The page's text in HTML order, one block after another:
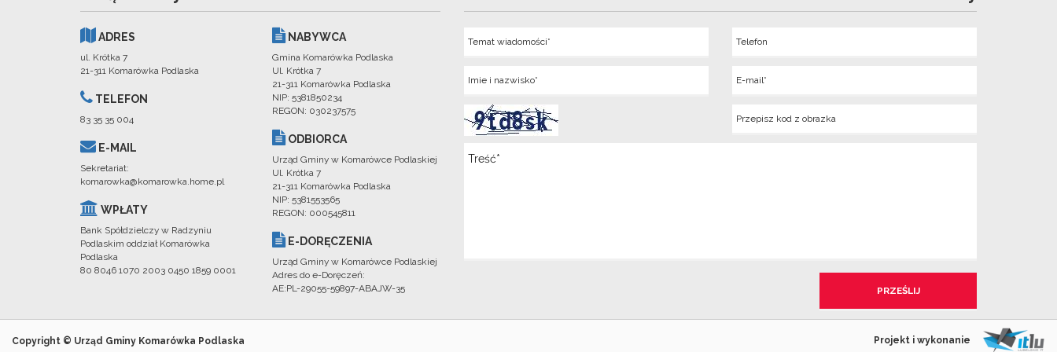
ADRES
ul. Krótka 7
21-311 Komarówka Podlaska
TELEFON
83 35 35 004
E-MAIL
Sekretariat:
komarowka@komarowka.home.pl
WPŁATY
Bank Spółdzielczy w Radzyniu
Podlaskim oddział Komarówka
Podlaska
80 8046 1070 2003 0450 1859 0001
NABYWCA
Gmina Komarówka Podlaska
Ul. Krótka 7
21-311 Komarówka Podlaska
NIP: 5381850234
REGON: 030237575
ODBIORCA
Urząd Gminy w Komarówce Podlaskiej
Ul. Krótka 7
21-311 Komarówka Podlaska
NIP: 5381553565
REGON: 000545811
E-DORĘCZENIA
Urząd Gminy w Komarówce Podlaskiej
Adres do e-Doręczeń:
AE:PL-29055-59897-ABAJW-35
Copyright © Urząd Gminy Komarówka Podlaska Projekt i wykonanie